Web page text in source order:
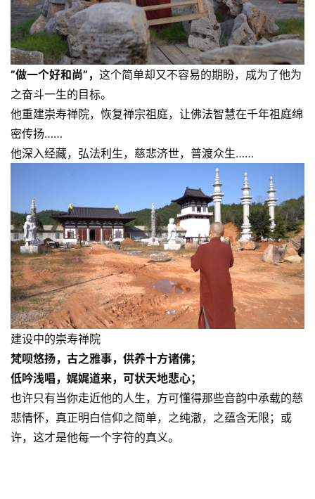
佛
教
人
物
寺
院
巡
视
频
纪
录
佛
教
艺
术
政
策
登录 注册
”做一个好和尚”， 这个简单却又不容易的期盼，成为了他为
之奋斗一生的目标。
他重建崇寿禅院，恢复禅宗祖庭，让佛法智慧在千年祖庭绵
密传扬……
他深入经藏，弘法利生，慈悲济世，普渡众生……
建设中的崇寿禅院
梵呗悠扬，古之雅事，供养十方诸佛；
低吟浅唱，娓娓道来，可状天地悲心；
也许只有当你走近他的人生，方可懂得那些音韵中承载的慈
悲情怀，真正明白信仰之简单，之纯澈，之蕴含无限；或
许，这才是他每一个字符的真义。